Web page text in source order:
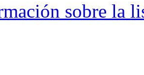
sobre la